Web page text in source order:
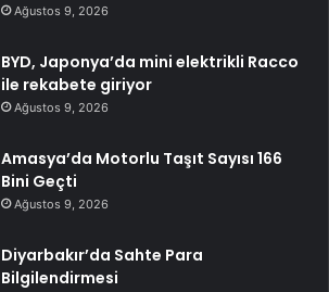
Ağustos 9, 2026
BYD, Japonya’da mini elektrikli Racco
ile rekabete giriyor
Ağustos 9, 2026
Amasya’da Motorlu Taşıt Sayısı 166
Bini Geçti
Ağustos 9, 2026
Diyarbakır’da Sahte Para
Bilgilendirmesi